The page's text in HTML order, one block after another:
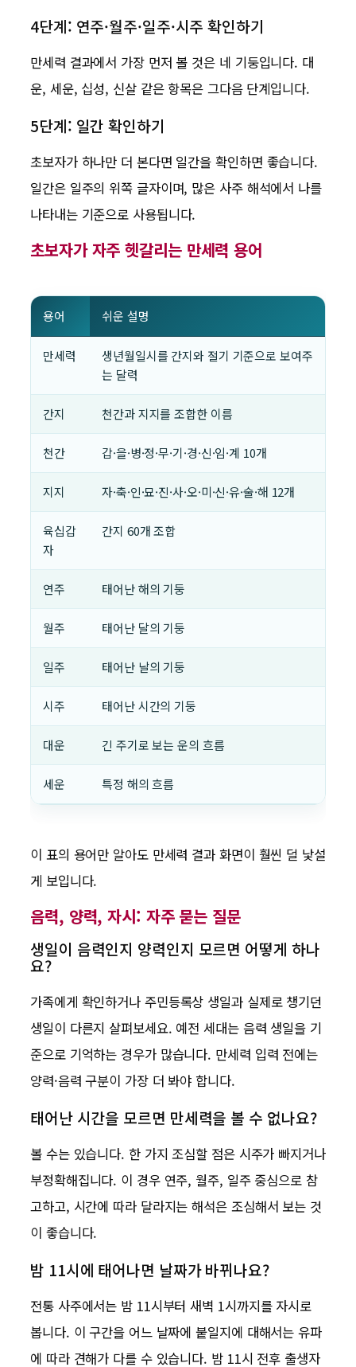
4단계: 연주·월주·일주·시주 확인하기
만세력 결과에서 가장 먼저 볼 것은 네 기둥입니다. 대
운, 세운, 십성, 신살 같은 항목은 그다음 단계입니다.
5단계: 일간 확인하기
초보자가 하나만 더 본다면 일간을 확인하면 좋습니다.
일간은 일주의 위쪽 글자이며, 많은 사주 해석에서 나를
나타내는 기준으로 사용됩니다.
초보자가 자주 헷갈리는 만세력 용어
용어 쉬운 설명
만세력
생년월일시를 간지와 절기 기준으로 보여주
는 달력
간지 천간과 지지를 조합한 이름
천간 갑·을·병·정·무·기·경·신·임·계 10개
지지 자·축·인·묘·진·사·오·미·신·유·술·해 12개
육십갑
자
간지 60개 조합
연주 태어난 해의 기둥
월주 태어난 달의 기둥
일주 태어난 날의 기둥
시주 태어난 시간의 기둥
대운 긴 주기로 보는 운의 흐름
세운 특정 해의 흐름
이 표의 용어만 알아도 만세력 결과 화면이 훨씬 덜 낯설
게 보입니다.
음력, 양력, 자시: 자주 묻는 질문
생일이 음력인지 양력인지 모르면 어떻게 하나
요?
가족에게 확인하거나 주민등록상 생일과 실제로 챙기던
생일이 다른지 살펴보세요. 예전 세대는 음력 생일을 기
준으로 기억하는 경우가 많습니다. 만세력 입력 전에는
양력·음력 구분이 가장 더 봐야 합니다.
태어난 시간을 모르면 만세력을 볼 수 없나요?
볼 수는 있습니다. 한 가지 조심할 점은 시주가 빠지거나
부정확해집니다. 이 경우 연주, 월주, 일주 중심으로 참
고하고, 시간에 따라 달라지는 해석은 조심해서 보는 것
이 좋습니다.
밤 11시에 태어나면 날짜가 바뀌나요?
전통 사주에서는 밤 11시부터 새벽 1시까지를 자시로
봅니다. 이 구간을 어느 날짜에 붙일지에 대해서는 유파
에 따라 견해가 다를 수 있습니다. 밤 11시 전후 출생자